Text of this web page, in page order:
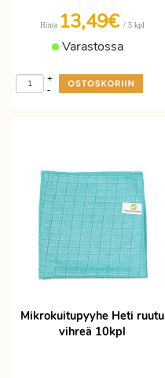
Hinta 13,49€ / 5 kpl
Varastossa
-
+
Mikrokuitupyyhe Heti ruutu
vihreä 10kpl